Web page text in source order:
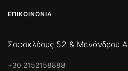
ΕΠΙΚΟΙΝΩΝΊΑ
Σοφοκλέους 52 & Μενάνδρου
+30 2152158888